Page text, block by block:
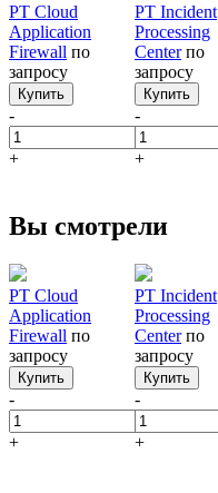
PT Cloud
Application
Firewall по
запросу
Купить
-
+
PT Incident
Processing
Center по
запросу
Купить
-
+
Вы смотрели
PT Cloud
Application
Firewall по
запросу
Купить
-
+
PT Incident
Processing
Center по
запросу
Купить
-
+